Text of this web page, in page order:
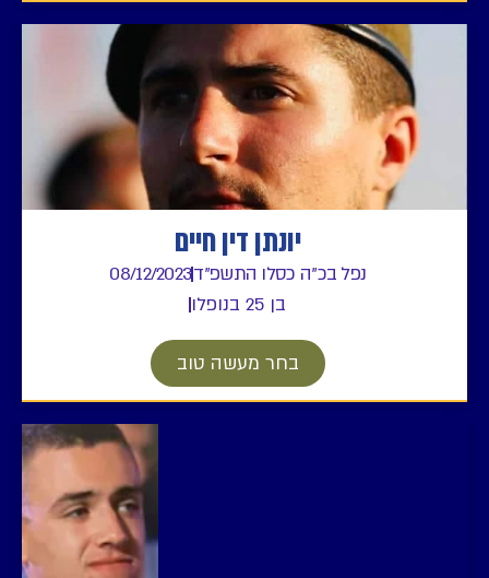
יונתן דין חיים
נפל בכ"ה כסלו התשפ"ד08/12/2023
בן 25 בנופלו
בחר מעשה טוב